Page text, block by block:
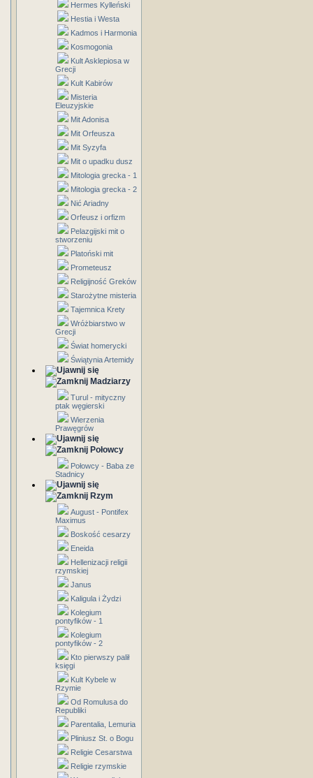
Hermes Kylleński
Hestia i Westa
Kadmos i Harmonia
Kosmogonia
Kult Asklepiosa w
Grecji
Kult Kabirów
Misteria
Eleuzyjskie
Mit Adonisa
Mit Orfeusza
Mit Syzyfa
Mit o upadku dusz
Mitologia grecka - 1
Mitologia grecka - 2
Nić Ariadny
Orfeusz i orfizm
Pelazgijski mit o
stworzeniu
Platoński mit
Prometeusz
Religijność Greków
Starożytne misteria
Tajemnica Krety
Wróżbiarstwo w
Grecji
Świat homerycki
Świątynia Artemidy
Madziarzy
Turul - mityczny
ptak węgierski
Wierzenia
Prawęgrów
Połowcy
Połowcy - Baba ze
Stadnicy
Rzym
August - Pontifex
Maximus
Boskość cesarzy
Eneida
Hellenizacji religii
rzymskiej
Janus
Kaligula i Żydzi
Kolegium
pontyfików - 1
Kolegium
pontyfików - 2
Kto pierwszy palił
księgi
Kult Kybele w
Rzymie
Od Romulusa do
Republiki
Parentalia, Lemuria
Pliniusz St. o Bogu
Religie Cesarstwa
Religie rzymskie